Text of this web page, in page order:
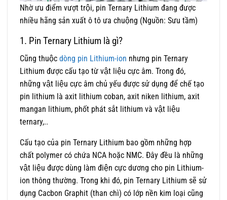
Nhờ ưu điểm vượt trội, pin Ternary Lithium đang được
nhiều hãng sản xuất ô tô ưa chuộng (Nguồn: Sưu tầm)
1. Pin Ternary Lithium là gì?
Cũng thuộc dòng pin Lithium-ion nhưng pin Ternary
Lithium được cấu tạo từ vật liệu cực âm. Trong đó,
những vật liệu cực âm chủ yếu được sử dụng để chế tạo
pin lithium là axit lithium coban, axit niken lithium, axit
mangan lithium, phốt phát sắt lithium và vật liệu
ternary,..
Cấu tạo của pin Ternary Lithium bao gồm những hợp
chất polymer có chứa NCA hoặc NMC. Đây đều là những
vật liệu được dùng làm điện cực dương cho pin Lithium-
ion thông thường. Trong khi đó, pin Ternary Lithium sẽ sử
dụng Cacbon Graphit (than chì) có lớp nền kim loại cũng